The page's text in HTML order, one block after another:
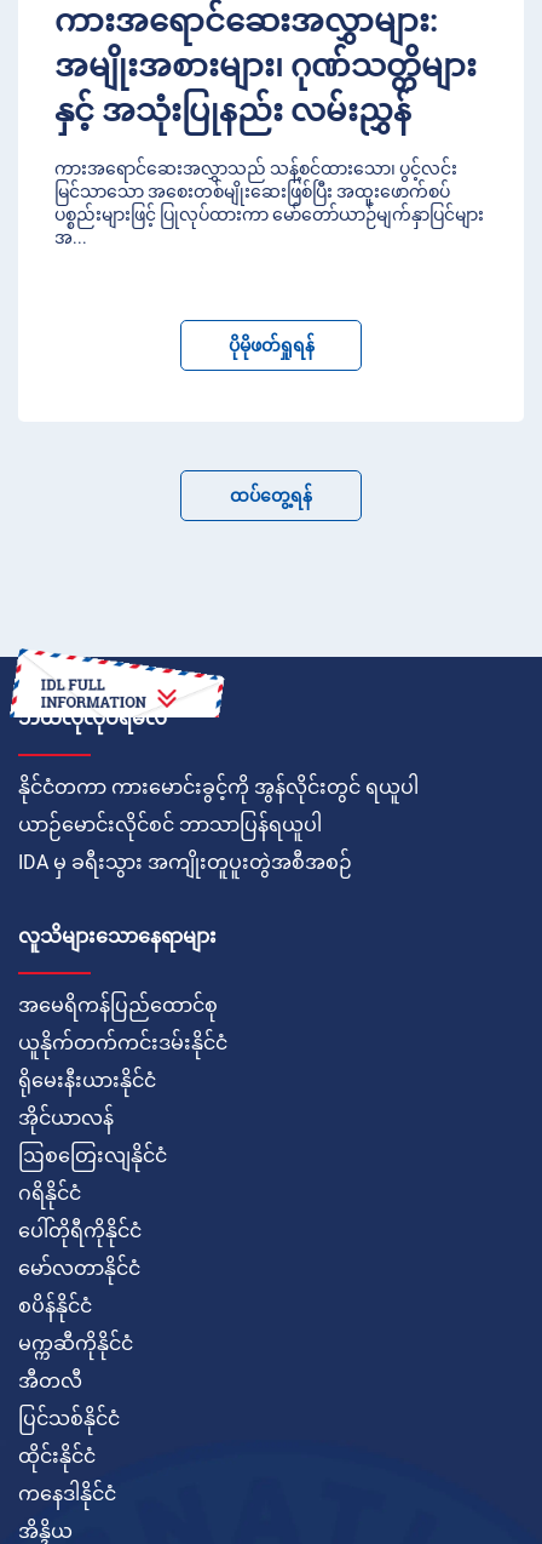
ကားအရောင်ဆေးအလွှာများ:
အမျိုးအစားများ၊ ဂုဏ်သတ္တိများ
နှင့် အသုံးပြုနည်း လမ်းညွှန်
ကားအရောင်ဆေးအလွှာသည် သန့်စင်ထားသော၊ ပွင့်လင်း
မြင်သာသော အစေးတစ်မျိုးဆေးဖြစ်ပြီး အထူးဖောက်စပ်
ပစ္စည်းများဖြင့် ပြုလုပ်ထားကာ မော်တော်ယာဉ်မျက်နှာပြင်များ
အ...
ပိုမိုဖတ်ရှုရန်
ထပ်တွေ့ရန်
ဘယ်လိုလုပ်ရမလဲ
နိုင်ငံတကာ ကားမောင်းခွင့်ကို အွန်လိုင်းတွင် ရယူပါ
ယာဉ်မောင်းလိုင်စင် ဘာသာပြန်ရယူပါ
IDA မှ ခရီးသွား အကျိုးတူပူးတွဲအစီအစဉ်
လူသိများသောနေရာများ
အမေရိကန်ပြည်ထောင်စု
ယူနိုက်တက်ကင်းဒမ်းနိုင်ငံ
ရိုမေးနီးယားနိုင်ငံ
အိုင်ယာလန်
ဩစတြေးလျနိုင်ငံ
ဂရိနိုင်ငံ
ပေါ်တိုရီကိုနိုင်ငံ
မော်လတာနိုင်ငံ
စပိန်နိုင်ငံ
မက္ကဆီကိုနိုင်ငံ
အီတလီ
ပြင်သစ်နိုင်ငံ
ထိုင်းနိုင်ငံ
ကနေဒါနိုင်ငံ
အိန္ဒိယ